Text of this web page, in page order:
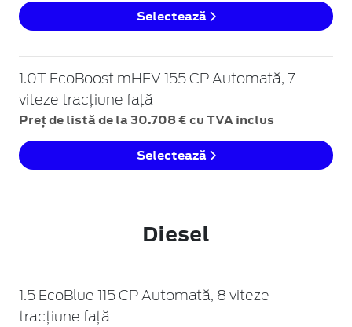
Selectează
1.0T EcoBoost mHEV 155 CP Automată, 7
viteze tracțiune față
Preț de listă de la 30.708 € cu TVA inclus
Selectează
Diesel
1.5 EcoBlue 115 CP Automată, 8 viteze
tracțiune față